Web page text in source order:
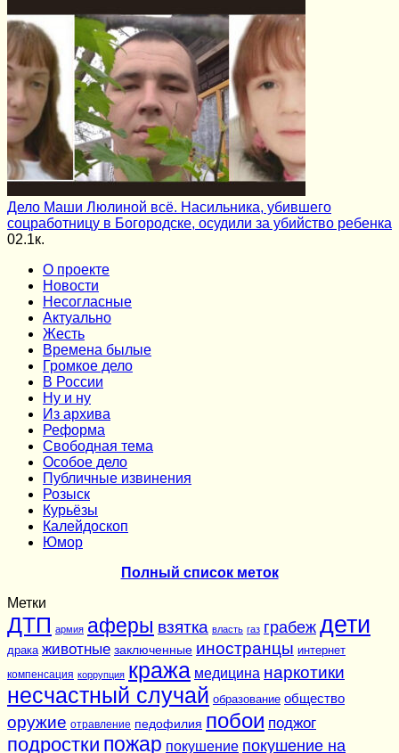
Дело Маши Люлиной всё. Насильника, убившего
соцработницу в Богородске, осудили за убийство ребенка
02.1к.
О проекте
Новости
Несогласные
Актуально
Жесть
Времена былые
Громкое дело
В России
Ну и ну
Из архива
Реформа
Cвободная тема
Особое дело
Публичные извинения
Розыск
Курьёзы
Калейдоскоп
Юмор
Полный список меток
Метки
ДТП армия аферы взятка власть газ грабеж дети
драка животные заключенные иностранцы интернет
компенсация коррупция кража медицина наркотики
несчастный случай образование общество
оружие отравление педофилия побои поджог
подростки пожар покушение покушение на